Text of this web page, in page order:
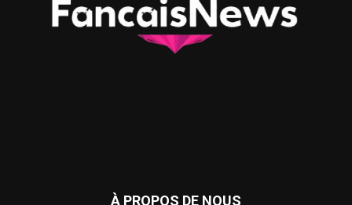
À PROPOS DE NOUS